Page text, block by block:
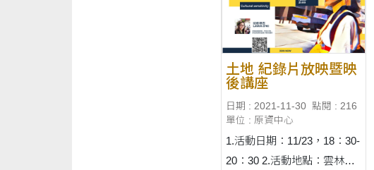
土地 紀錄片放映暨映
後講座
日期 : 2021-11-30 點閱 : 216
單位 : 原資中心
1.活動日期：11/23，18：30-
20：30 2.活動地點：雲林科